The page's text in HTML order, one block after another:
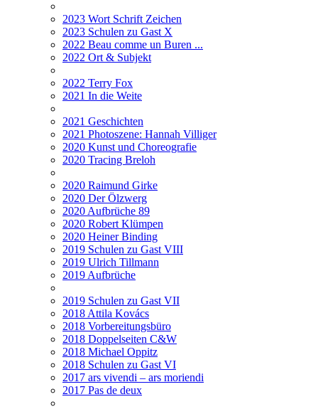
2023 Wort Schrift Zeichen
2023 Schulen zu Gast X
2022 Beau comme un Buren ...
2022 Ort & Subjekt
2022 Terry Fox
2021 In die Weite
2021 Geschichten
2021 Photoszene: Hannah Villiger
2020 Kunst und Choreografie
2020 Tracing Breloh
2020 Raimund Girke
2020 Der Ölzwerg
2020 Aufbrüche 89
2020 Robert Klümpen
2020 Heiner Binding
2019 Schulen zu Gast VIII
2019 Ulrich Tillmann
2019 Aufbrüche
2019 Schulen zu Gast VII
2018 Attila Kovács
2018 Vorbereitungsbüro
2018 Doppelseiten C&W
2018 Michael Oppitz
2018 Schulen zu Gast VI
2017 ars vivendi – ars moriendi
2017 Pas de deux